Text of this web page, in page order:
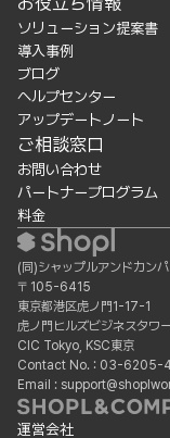
ソリューション提案書
導入事例
ブログ
ヘルプセンター
アップデートノート
ご相談窓口
お問い合わせ
パートナープログラム
料金
(同)シャップルアンドカン
〒105-6415
東京都港区虎ノ門1-17-1
虎ノ門ヒルズビジネスタワ
CIC Tokyo, KSC東京
Contact No. : 03-6205-
Email :
運営会社